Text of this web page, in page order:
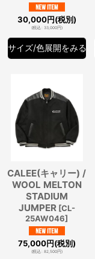
30,000円(税別)
(税込: 33,000円)
サイズ/色展開をみる
CALEE(キャリー) /
WOOL MELTON
STADIUM
JUMPER [CL-
25AW046]
75,000円(税別)
(税込: 82,500円)